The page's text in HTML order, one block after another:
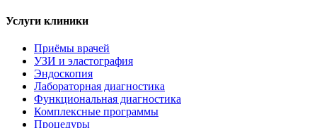
Услуги клиники
Приёмы врачей
УЗИ и эластография
Эндоскопия
Лабораторная диагностика
Функциональная диагностика
Комплексные программы
Процедуры